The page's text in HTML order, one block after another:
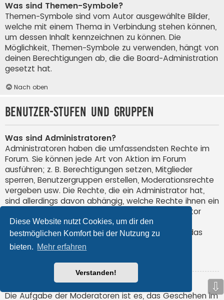
Diese Website nutzt Cookies, um dir den
bestmöglichen Komfort bei der Nutzung zu
bieten. Mehr erfahren
Verstanden!
Was sind Themen-Symbole?
Themen-Symbole sind vom Autor ausgewählte Bilder,
welche mit einem Thema in Verbindung stehen können,
um dessen Inhalt kennzeichnen zu können. Die
Möglichkeit, Themen-Symbole zu verwenden, hängt von
deinen Berechtigungen ab, die die Board-Administration
gesetzt hat.
Nach oben
Benutzer-Stufen und Gruppen
Was sind Administratoren?
Administratoren haben die umfassendsten Rechte im
Forum. Sie können jede Art von Aktion im Forum
ausführen; z. B. Berechtigungen setzen, Mitglieder
sperren, Benutzergruppen erstellen, Moderationsrechte
vergeben usw. Die Rechte, die ein Administrator hat,
sind allerdings davon abhängig, welche Rechte ihnen ein
Gründer des Forums oder ein anderer Administrator
erteilt hat. Administratoren können auch volle
Moderationsberechtigungen haben, wenn ihnen das
entsprechende Recht erteilt wurde.
Was sind Moderatoren?
Die Aufgabe der Moderatoren ist es, das Geschehen im
⇩